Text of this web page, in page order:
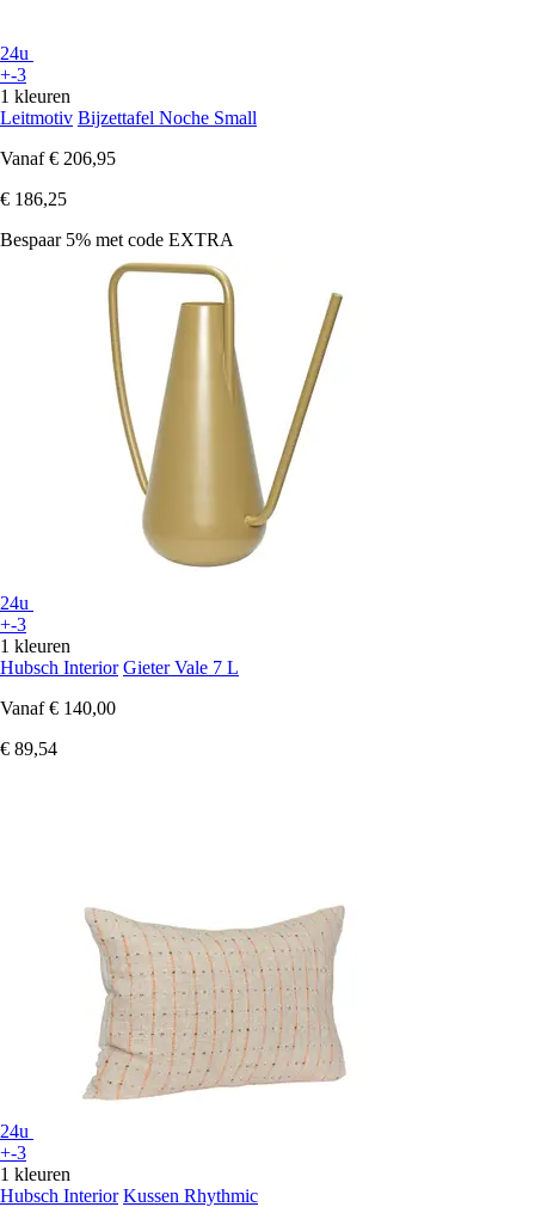
24u
+-3
1 kleuren
Leitmotiv Bijzettafel Noche Small
Vanaf € 206,95
€ 186,25
Bespaar 5% met code EXTRA
24u
+-3
1 kleuren
Hubsch Interior Gieter Vale 7 L
Vanaf € 140,00
€ 89,54
24u
+-3
1 kleuren
Hubsch Interior Kussen Rhythmic